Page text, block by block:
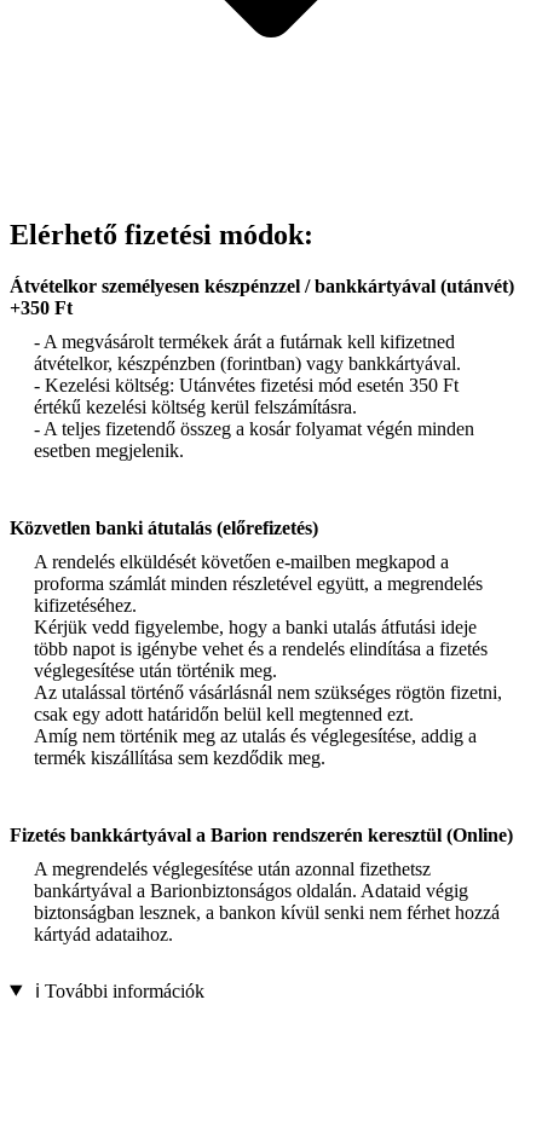
Elérhető fizetési módok:
Átvételkor személyesen készpénzzel / bankkártyával (utánvét)
+350 Ft
- A megvásárolt termékek árát a futárnak kell kifizetned
átvételkor, készpénzben (forintban) vagy bankkártyával.
- Kezelési költség: Utánvétes fizetési mód esetén 350 Ft
értékű kezelési költség kerül felszámításra.
- A teljes fizetendő összeg a kosár folyamat végén minden
esetben megjelenik.
Közvetlen banki átutalás (előrefizetés)
A rendelés elküldését követően e-mailben megkapod a
proforma számlát minden részletével együtt, a megrendelés
kifizetéséhez.
Kérjük vedd figyelembe, hogy a banki utalás átfutási ideje
több napot is igénybe vehet és a rendelés elindítása a fizetés
véglegesítése után történik meg.
Az utalással történő vásárlásnál nem szükséges rögtön fizetni,
csak egy adott határidőn belül kell megtenned ezt.
Amíg nem történik meg az utalás és véglegesítése, addig a
termék kiszállítása sem kezdődik meg.
Fizetés bankkártyával a Barion rendszerén keresztül (Online)
A megrendelés véglegesítése után azonnal fizethetsz
bankártyával a Barionbiztonságos oldalán. Adataid végig
biztonságban lesznek, a bankon kívül senki nem férhet hozzá
kártyád adataihoz.
ℹ️ További információk